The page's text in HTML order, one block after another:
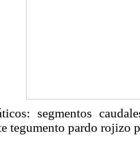
segmentos
tegumento pardo rojizo